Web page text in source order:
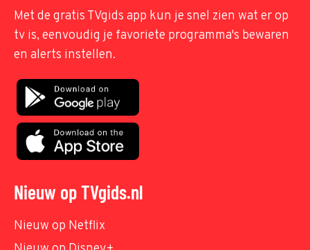
Met de gratis TVgids app kun je snel zien wat er op
tv is, eenvoudig je favoriete programma's bewaren
en alerts instellen.
Nieuw op TVgids.nl
Nieuw op Netflix